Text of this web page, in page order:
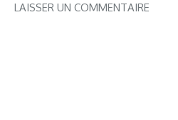
LAISSER UN COMMENTAIRE